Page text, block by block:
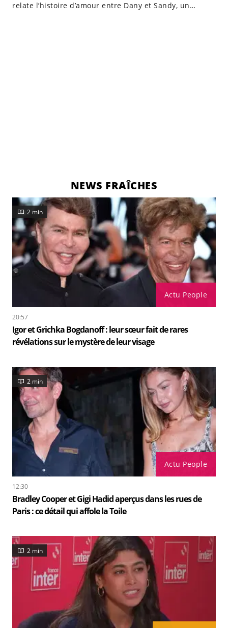
relate l’histoire d’amour entre Dany et Sandy, un
NEWS FRAÎCHES
Actu People
2 min
20:57
Igor et Grichka Bogdanoff : leur sœur fait de rares
révélations sur le mystère de leur visage
Actu People
2 min
12:30
Bradley Cooper et Gigi Hadid aperçus dans les rues de
Paris : ce détail qui affole la Toile
2 min